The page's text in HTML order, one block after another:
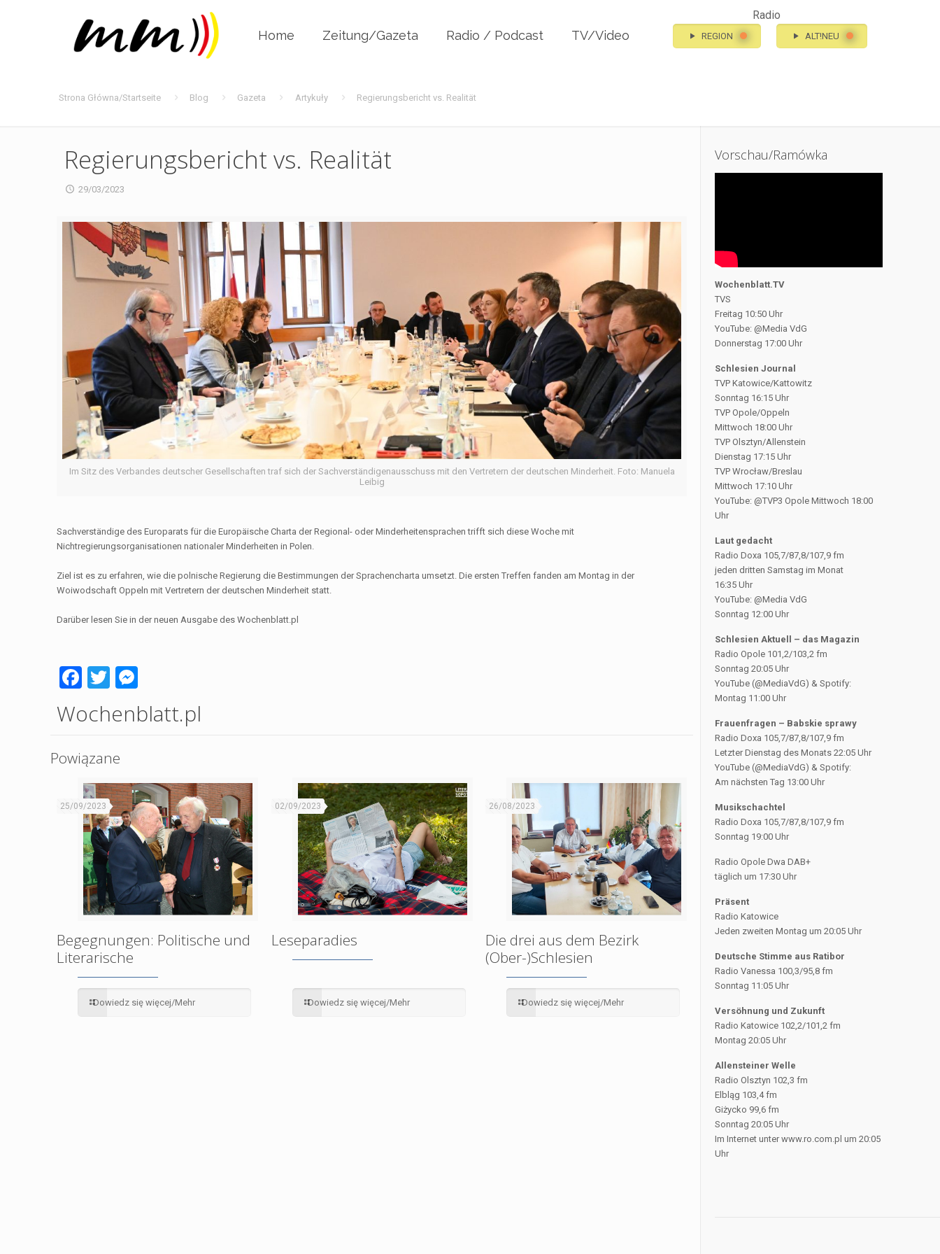
Home Zeitung/Gazeta Radio / Podcast TV/Video
Radio
REGION ALT!NEU
Strona Główna/Startseite Blog Gazeta Artykuły Regierungsbericht vs. Realität
Regierungsbericht vs. Realität
29/03/2023
Im Sitz des Verbandes deutscher Gesellschaften traf sich der Sachverständigenausschuss mit den Vertretern der deutschen Minderheit. Foto: Manuela
Leibig
Sachverständige des Europarats für die Europäische Charta der Regional- oder Minderheitensprachen trifft sich diese Woche mit
Nichtregierungsorganisationen nationaler Minderheiten in Polen.
Ziel ist es zu erfahren, wie die polnische Regierung die Bestimmungen der Sprachencharta umsetzt. Die ersten Treffen fanden am Montag in der
Woiwodschaft Oppeln mit Vertretern der deutschen Minderheit statt.
Darüber lesen Sie in der neuen Ausgabe des Wochenblatt.pl
Facebook
Twitter
Wochenblatt.pl
Powiązane
25/09/2023
Begegnungen: Politische und
Literarische
Dowiedz się więcej/Mehr
02/09/2023
Leseparadies
Dowiedz się więcej/Mehr
26/08/2023
Die drei aus dem Bezirk
(Ober-)Schlesien
Dowiedz się więcej/Mehr
Vorschau/Ramówka
Wochenblatt.TV
TVS
Freitag 10:50 Uhr
YouTube: @Media VdG
Donnerstag 17:00 Uhr
Schlesien Journal
TVP Katowice/Kattowitz
Sonntag 16:15 Uhr
TVP Opole/Oppeln
Mittwoch 18:00 Uhr
TVP Olsztyn/Allenstein
Dienstag 17:15 Uhr
TVP Wrocław/Breslau
Mittwoch 17:10 Uhr
YouTube: @TVP3 Opole Mittwoch 18:00
Uhr
Laut gedacht
Radio Doxa 105,7/87,8/107,9 fm
jeden dritten Samstag im Monat
16:35 Uhr
YouTube: @Media VdG
Sonntag 12:00 Uhr
Schlesien Aktuell – das Magazin
Radio Opole 101,2/103,2 fm
Sonntag 20:05 Uhr
YouTube (@MediaVdG) & Spotify:
Montag 11:00 Uhr
Frauenfragen – Babskie sprawy
Radio Doxa 105,7/87,8/107,9 fm
Letzter Dienstag des Monats 22:05 Uhr
YouTube (@MediaVdG) & Spotify:
Am nächsten Tag 13:00 Uhr
Musikschachtel
Radio Doxa 105,7/87,8/107,9 fm
Sonntag 19:00 Uhr
Radio Opole Dwa DAB+
täglich um 17:30 Uhr
Präsent
Radio Katowice
Jeden zweiten Montag um 20:05 Uhr
Deutsche Stimme aus Ratibor
Radio Vanessa 100,3/95,8 fm
Sonntag 11:05 Uhr
Versöhnung und Zukunft
Radio Katowice 102,2/101,2 fm
Montag 20:05 Uhr
Allensteiner Welle
Radio Olsztyn 102,3 fm
Elbląg 103,4 fm
Giżycko 99,6 fm
Sonntag 20:05 Uhr
Im Internet unter www.ro.com.pl um 20:05
Uhr